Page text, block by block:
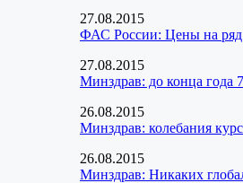
27.08.2015
ФАС России: Цены на ряд
27.08.2015
Минздрав: до конца года
26.08.2015
Минздрав: колебания
26.08.2015
Минздрав: Никаких